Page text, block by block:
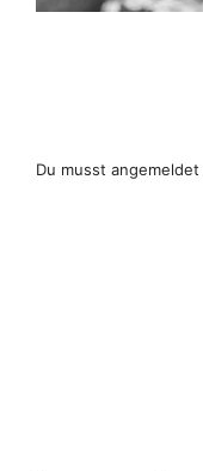
Du musst angemeldet